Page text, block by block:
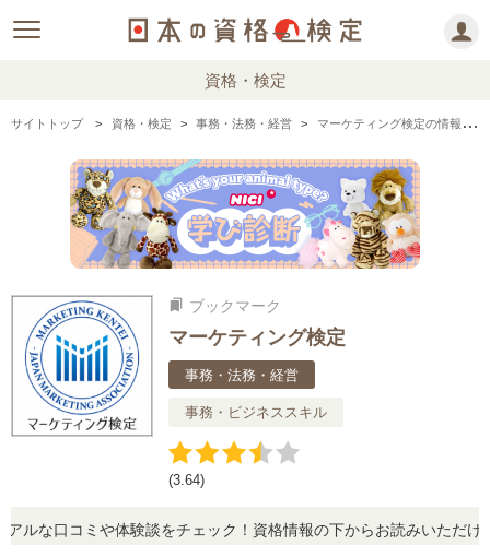
資格・検定
サイトトップ 資格・検定 事務・法務・経営 マーケティング検定の情報まとめ・口コミ・体験談
bookmarks ブックマーク
マーケティング検定
事務・法務・経営
事務・ビジネススキル
(3.64)
口コミや体験談をチェック！資格情報の下からお読みいただけます